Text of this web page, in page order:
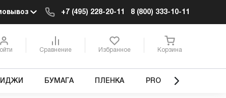
+7 (495) 228-20-11 8 (800) 333-10-11
Сравнение Избранное Корзина
БУМАГА ПЛЕНКА PRO